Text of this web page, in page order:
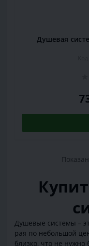
Душевая
Душевые системы –
рая по небольшой
близко, что не нужно